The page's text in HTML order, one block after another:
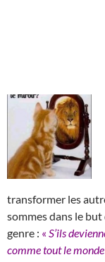
transformer les
sommes dans le but
genre : « S’ils
comme tout le